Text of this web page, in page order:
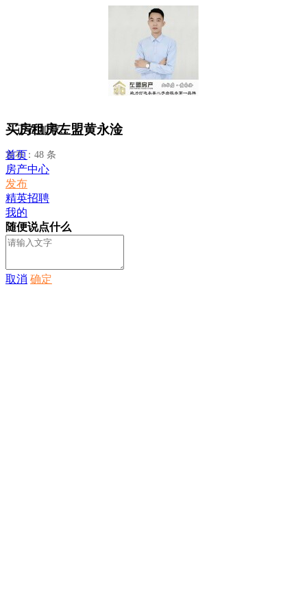
买房租房左盟黄永淦
发布：48 条
正在加载...
首页
房产中心
发布
精英招聘
我的
随便说点什么
取消 确定